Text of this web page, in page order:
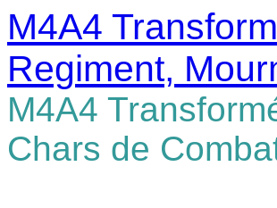
M4A4
Regiment,
M4A4
Chars de